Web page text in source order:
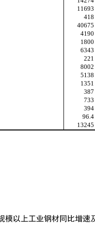
11693
418
40675
4190
1800
6343
221
8002
5138
1351
387
733
394
96.4
13245